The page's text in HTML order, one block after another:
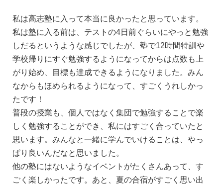
私は高志塾に入って本当に良かったと思っています。
私は塾に入る前は、テストの4日前ぐらいにやっと勉強
しだるというような感じでしたが、塾で12時間特訓や
学校帰りにすぐ勉強するようになってからは点数も上
がり始め、目標も達成できるようになりました。みん
なからもほめられるようになって、すごくうれしかっ
たです！
普段の授業も、個人ではなく集団で勉強することで楽
しく勉強することができ、私にはすごく合っていたと
思います。みんなと一緒に学んでいけることは、やっ
ぱり良いんだなと思いました。
他の塾にはないようなイベントがたくさんあって、す
ごく楽しかったです。あと、夏の合宿がすごく思い出